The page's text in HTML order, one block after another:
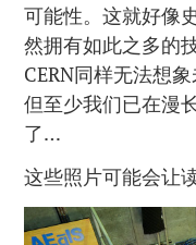
可能性。这就好像
然拥有如此之多的
CERN同样无法想
但至少我们已在漫
了…
这些照片可能会让